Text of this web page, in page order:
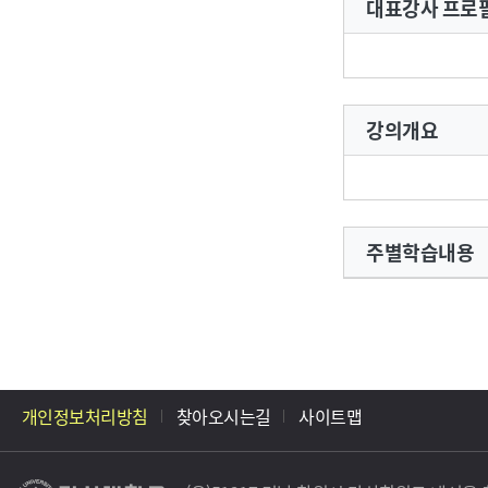
대표강사 프로
강의개요
주별학습내용
개인정보처리방침 찾아오시는길 사이트맵